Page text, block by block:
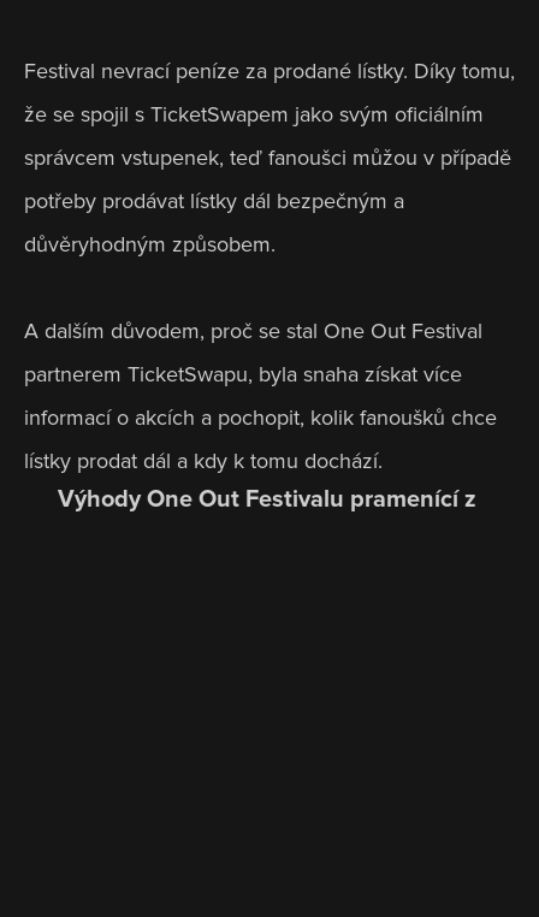
Festival nevrací peníze za prodané lístky. Díky tomu,
že se spojil s TicketSwapem jako svým oficiálním
správcem vstupenek, teď fanoušci můžou v případě
potřeby prodávat lístky dál bezpečným a
důvěryhodným způsobem.
A dalším důvodem, proč se stal One Out Festival
partnerem TicketSwapu, byla snaha získat více
informací o akcích a pochopit, kolik fanoušků chce
lístky prodat dál a kdy k tomu dochází.
Výhody One Out Festivalu pramenící z